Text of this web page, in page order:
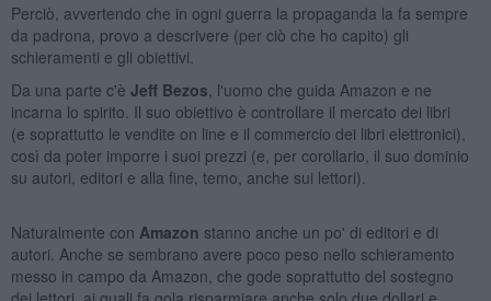
Perciò, avvertendo che in ogni guerra la propaganda la fa sempre
da padrona, provo a descrivere (per ciò che ho capito) gli
schieramenti e gli obiettivi.
Da una parte c'è Jeff Bezos , l'uomo che guida Amazon e ne
incarna lo spirito. Il suo obiettivo è controllare il mercato dei libri
(e soprattutto le vendite on line e il commercio dei libri elettronici),
così da poter imporre i suoi prezzi (e, per corollario, il suo dominio
su autori, editori e alla fine, temo, anche sui lettori).
Naturalmente con Amazon stanno anche un po' di editori e di
autori. Anche se sembrano avere poco peso nello schieramento
messo in campo da Amazon, che gode soprattutto del sostegno